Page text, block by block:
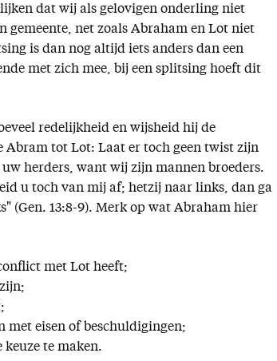
dat wij als gelovigen onderling niet
gemeente, net zoals Abraham en Lot niet
is dan nog altijd iets anders dan een
met zich mee, bij een splitsing hoeft dit
redelijkheid en wijsheid hij de
tot Lot: Laat er toch geen twist zijn
herders, want wij zijn mannen broeders.
u toch van mij af; hetzij naar links, dan ga
(Gen. 13:8-9). Merk op wat Abraham hier
met Lot heeft;
met eisen of beschuldigingen;
te maken.